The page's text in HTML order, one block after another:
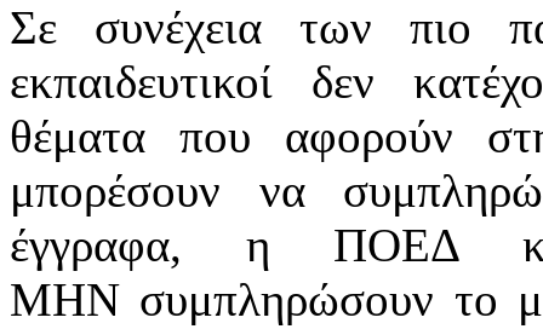
Σε συνέχεια των πιο
εκπαιδευτικοί δεν
θέματα που αφορούν
μπορέσουν να
έγγραφα, η ΠΟΕΔ
ΜΗΝ συμπληρώσουν το